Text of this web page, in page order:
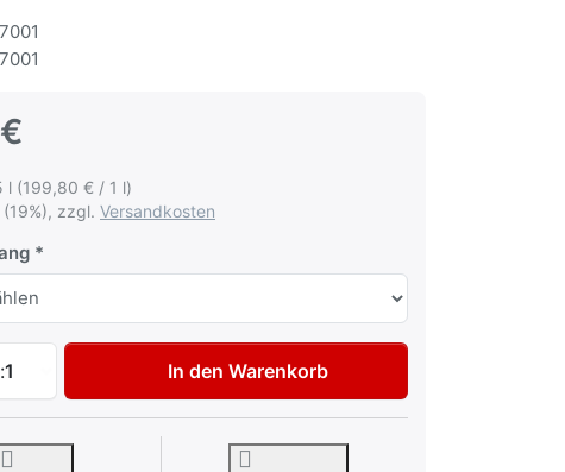
l (199,80 € / 1 l)
zzgl. Versandkosten
1
Autolack Lackstift für Volkswagen VW Audi LZ5E
In den Warenkorb